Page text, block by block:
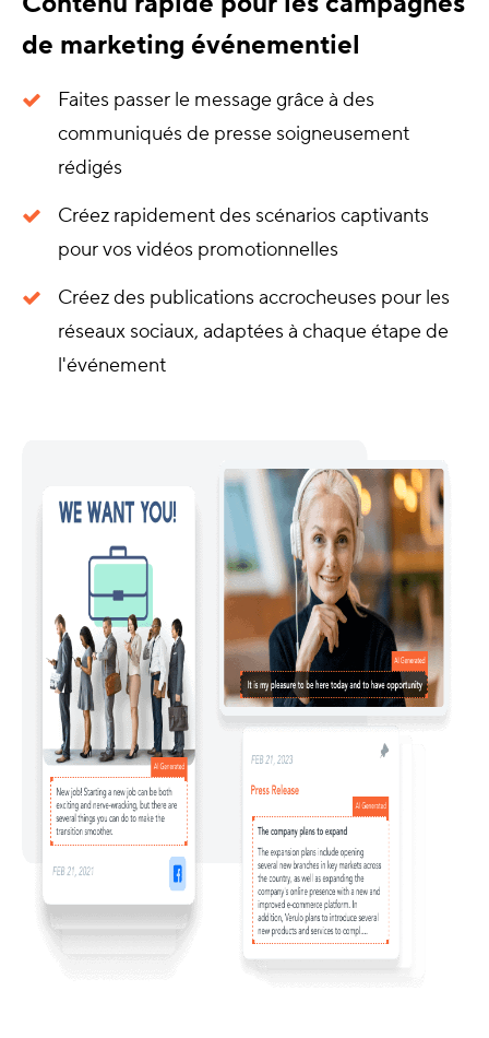
de marketing événementiel
Faites passer le message grâce à des
communiqués de presse soigneusement
rédigés
Créez rapidement des scénarios captivants
pour vos vidéos promotionnelles
Créez des publications accrocheuses pour les
réseaux sociaux, adaptées à chaque étape de
l'événement